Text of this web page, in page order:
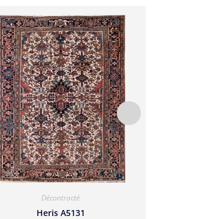
Décontracté
Heris A5131